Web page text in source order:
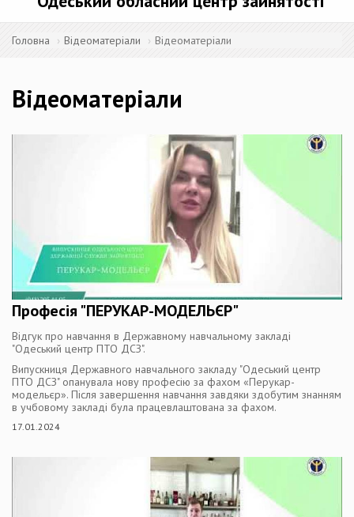
Головна Відеоматеріали Відеоматеріали
Відеоматеріали
Професія "ПЕРУКАР-МОДЕЛЬЄР"
Відгук про навчання в Державному навчальному закладі
"Одеський центр ПТО ДСЗ".
Випускниця Державного навчального закладу "Одеський центр
ПТО ДСЗ" опанувала нову професію за фахом «Перукар-
модельєр». Після завершення навчання завдяки здобутим знанням
в учбовому закладі була працевлаштована за фахом.
17.01.2024